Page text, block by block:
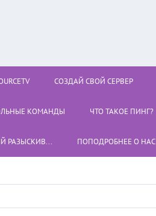
СОЗДАЙ СВОЙ СЕРВЕР
КОМАНДЫ ЧТО ТАКОЕ ПИНГ?
РАЗЫСКИВ... ПОПОДРОБНЕЕ О НАС